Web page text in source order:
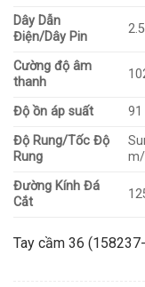
Dây Dẫn
Điện/Dây Pin
Cường độ âm
thanh
Độ ồn áp suất
91
Độ Rung/Tốc Độ
Rung
Đường Kính Đá
Cắt
Tay cầm 36